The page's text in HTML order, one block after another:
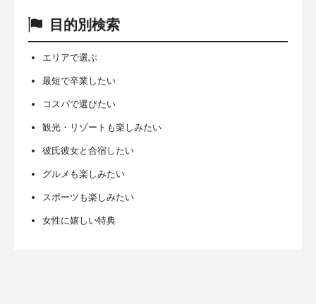
目的別検索
エリアで選ぶ
最短で卒業したい
コスパで選びたい
観光・リゾートも楽しみたい
彼氏彼女と合宿したい
グルメも楽しみたい
スポーツも楽しみたい
女性に嬉しい特典